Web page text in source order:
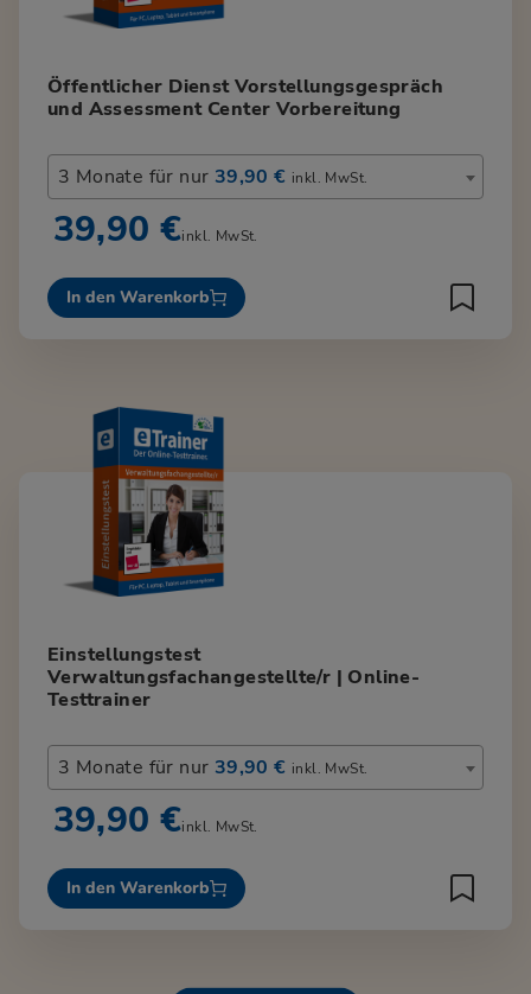
Öffentlicher Dienst Vorstellungsgespräch
und Assessment Center Vorbereitung
3 Monate für nur 39,90 € inkl. MwSt.
39,90 €inkl. MwSt.
In den Warenkorb
Einstellungstest
Verwaltungsfachangestellte/r | Online-
Testtrainer
3 Monate für nur 39,90 € inkl. MwSt.
39,90 €inkl. MwSt.
In den Warenkorb